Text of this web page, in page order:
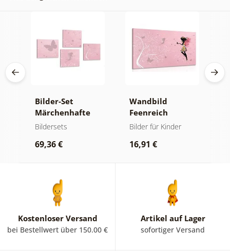
Bilder-Set
Märchenhafte
Fee
Bildersets
69,36 €
Wandbild
Feenreich
Bilder für Kinder
16,91 €
Kostenloser Versand
bei Bestellwert über 150.00 €
Artikel auf Lager
sofortiger Versand